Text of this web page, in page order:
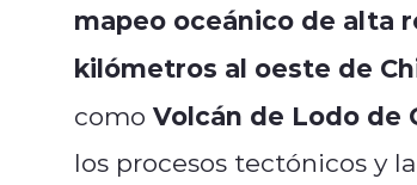
mapeo oceánico de alta
kilómetros al oeste de
como Volcán de Lodo de
los procesos tectónicos y